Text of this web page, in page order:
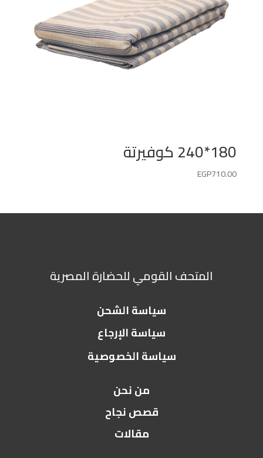
180*240 كوفيرتة
EGP710.00
المتحف القومي للحضارة المصرية
سياسة الشحن
سياسة الإرجاع
سياسة الخصوصية
من نحن
قصص نجاح
مقالات